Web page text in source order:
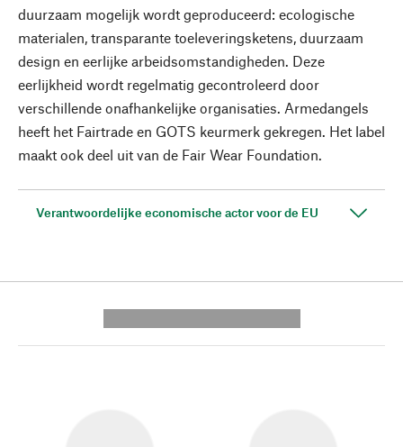
duurzaam mogelijk wordt geproduceerd: ecologische
materialen, transparante toeleveringsketens, duurzaam
design en eerlijke arbeidsomstandigheden. Deze
eerlijkheid wordt regelmatig gecontroleerd door
verschillende onafhankelijke organisaties. Armedangels
heeft het Fairtrade en GOTS keurmerk gekregen. Het label
maakt ook deel uit van de Fair Wear Foundation.
Verantwoordelijke economische actor voor de EU